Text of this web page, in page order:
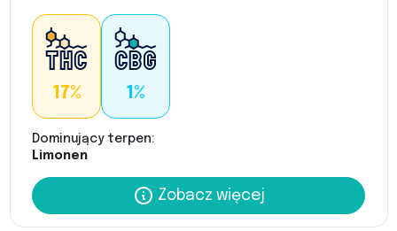
17% 1%
Dominujący terpen:
Limonen
Zobacz więcej